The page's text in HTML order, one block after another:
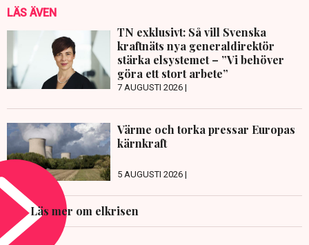
LÄS ÄVEN
TN exklusivt: Så vill Svenska
kraftnäts nya generaldirektör
stärka elsystemet – ”Vi behöver
göra ett stort arbete”
7 AUGUSTI 2026 |
Värme och torka pressar Europas
kärnkraft
5 AUGUSTI 2026 |
Läs mer om elkrisen